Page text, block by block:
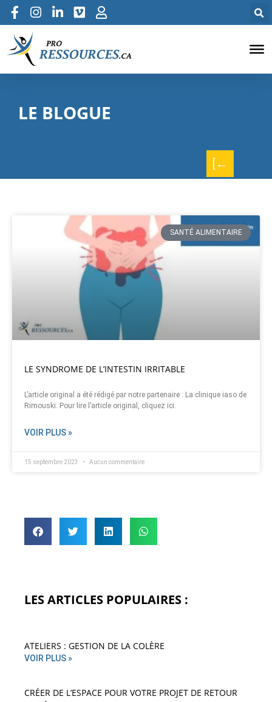
LE BLOGUE
[←
SANTÉ ALIMENTAIRE
LE SYNDROME DE L’INTESTIN IRRITABLE
L’article original a été rédigé par notre partenaire : La clinique iaso de
Rimouski. Pour lire l’article original, cliquez ici.
VOIR PLUS »
15 septembre 2023 Aucun commentaire
LES ARTICLES POPULAIRES :
ATELIERS : GESTION DE LA COLÈRE
VOIR PLUS »
CRÉER DE L’ESPACE POUR VOTRE PROJET DE RETOUR